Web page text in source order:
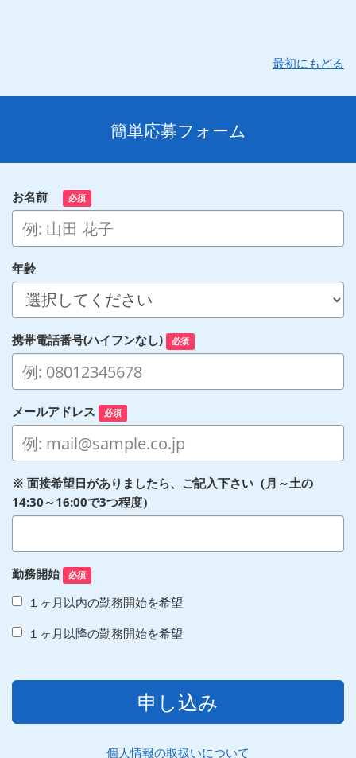
最初にもどる
簡単応募フォーム
お名前 必須
年齢
携帯電話番号(ハイフンなし) 必須
メールアドレス 必須
※ 面接希望日がありましたら、ご記入下さい（月～土の
14:30～16:00で3つ程度）
勤務開始 必須
１ヶ月以内の勤務開始を希望
１ヶ月以降の勤務開始を希望
申し込み
個人情報の取扱いについて